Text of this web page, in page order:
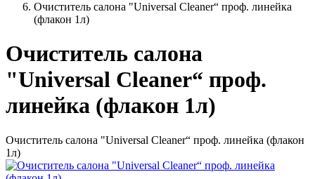
Очиститель салона "Universal Cleaner“ проф. линейка
(флакон 1л)
Очиститель салона
"Universal Cleaner“ проф.
линейка (флакон 1л)
Очиститель салона "Universal Cleaner“ проф. линейка (флакон
1л)